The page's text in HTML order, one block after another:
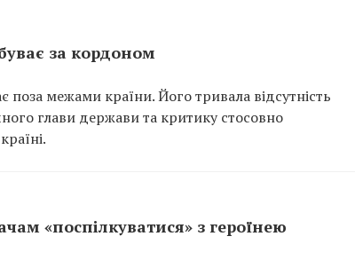
за кордоном
межами країни. Його тривала відсутність
глави держави та критику стосовно
«поспілкуватися» з героїнею